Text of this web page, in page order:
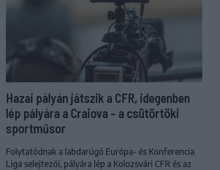
Hazai pályán játszik a CFR, idegenben
lép pályára a Craiova – a csütörtöki
sportműsor
Folytatódnak a labdarúgó Európa- és Konferencia
Liga selejtezői, pályára lép a Kolozsvári CFR és az